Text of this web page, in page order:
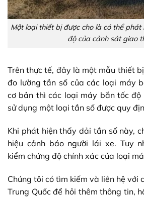
Một loại thiết bị được cho là có thể
độ của cảnh sát giao
Trên thực tế, đây là một mẫu thiết
đo lường tần số của các loại máy
cơ bản thì các loại máy bắn tốc độ
sử dụng một loại tần số được quy
Khi phát hiện thấy dải tần số này,
hiệu cảnh báo người lái xe. Tuy
kiểm chứng độ chính xác của loại
Chúng tôi có tìm kiếm và liên hệ với
Trung Quốc để hỏi thêm thông tin,